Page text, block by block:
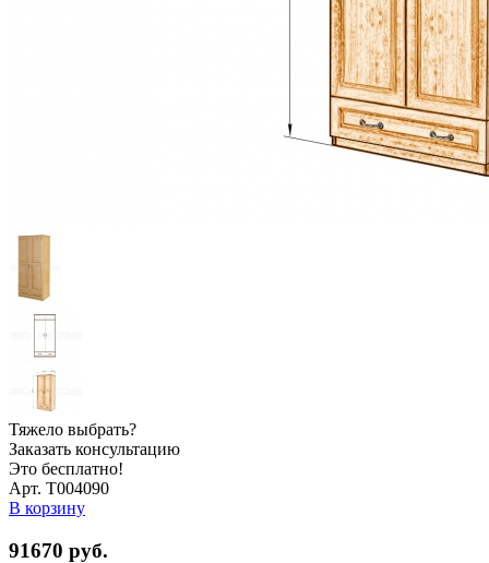
Тяжело выбрать?
Заказать консультацию
Это бесплатно!
Арт. Т004090
В корзину
91670 руб.